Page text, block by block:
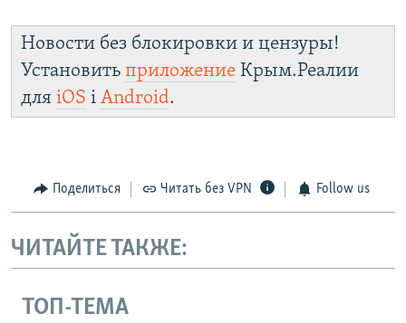
Новости без блокировки и цензуры!
Установить приложение Крым.Реалии
для iOS і Android.
Поделиться Читать без VPN Follow us
ЧИТАЙТЕ ТАКЖЕ:
ТОП-ТЕМА